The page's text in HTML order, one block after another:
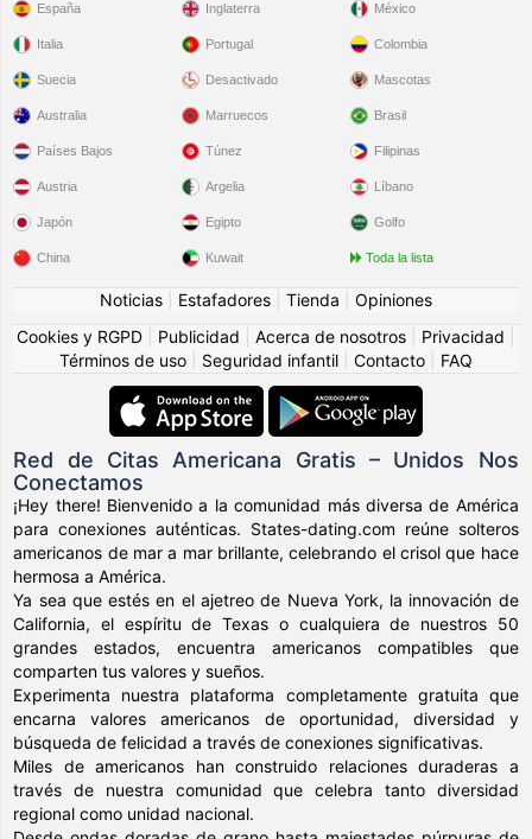
España
Italia
Suecia
Inglaterra
Portugal
Desactivado
México
Colombia
Mascotas
Australia
Países Bajos
Austria
Japón
China
Marruecos
Túnez
Argelia
Egipto
Kuwait
Brasil
Filipinas
Líbano
Golfo
Toda la lista
Noticias Estafadores Tienda
Opiniones
Cookies y RGPD
Publicidad Acerca de nosotros Privacidad
Términos de uso
Seguridad infantil Contacto FAQ
Red de Citas Americana Gratis – Unidos Nos
Conectamos
¡Hey there! Bienvenido a la comunidad más diversa de América
para conexiones auténticas. States-dating.com reúne solteros
americanos de mar a mar brillante, celebrando el crisol que hace
hermosa a América.
Ya sea que estés en el ajetreo de Nueva York, la innovación de
California, el espíritu de Texas o cualquiera de nuestros 50
grandes estados, encuentra americanos compatibles que
comparten tus valores y sueños.
Experimenta nuestra plataforma completamente gratuita que
encarna valores americanos de oportunidad, diversidad y
búsqueda de felicidad a través de conexiones significativas.
Miles de americanos han construido relaciones duraderas a
través de nuestra comunidad que celebra tanto diversidad
regional como unidad nacional.